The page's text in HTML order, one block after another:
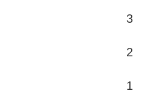
3
2
1